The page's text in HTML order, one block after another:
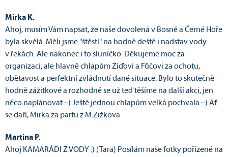
Mirka K.
Ahoj, musím Vám napsat, že naše dovolená v Bosně a Černé Hoře
byla skvělá. Měli jsme "štěstí" na hodně deště i nadstav vody
v řekách. Ale nakonec i to sluníčko. Děkujeme moc za
organizaci, ale hlavně chlapům Žíďovi a Fůčovi za ochotu,
obětavost a perfektní zvládnutí dané situace. Bylo to skutečně
hodně zážitkové a rozhodně se už teď těšíme na další akci, jen
něco naplánovat :-) Ještě jednou chlapům velká pochvala :-) Ať
se daří, Mirka za partu z M.Žižkova
Martina P.
Ahoj KAMARÁDI Z VODY :) (Tara) Posílám naše fotky pořízené na